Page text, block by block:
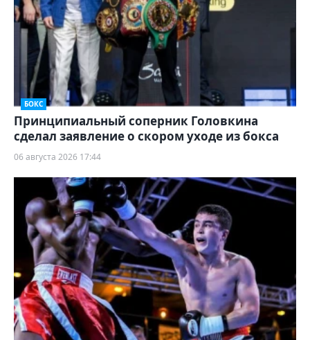
БОКС
Принципиальный соперник Головкина
сделал заявление о скором уходе из бокса
06 августа 2026 17:44